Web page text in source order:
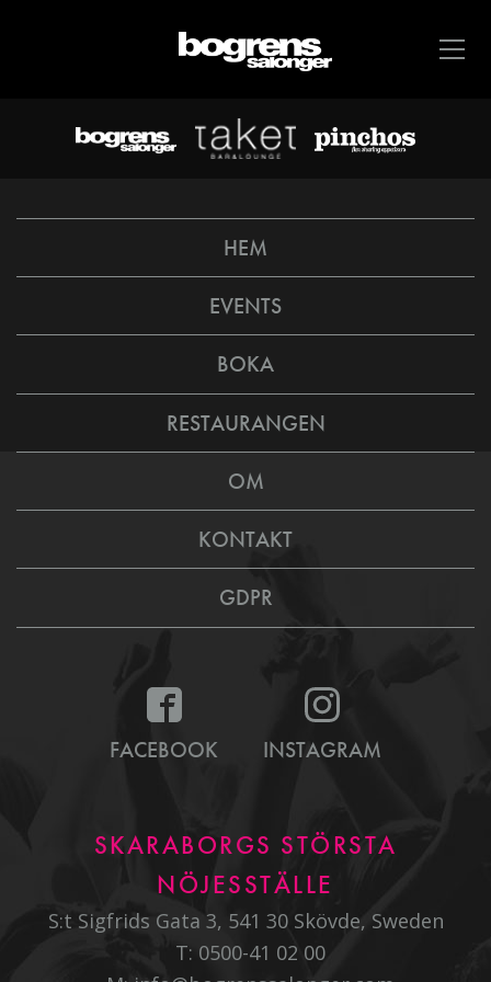
HEM
EVENTS
BOKA
RESTAURANGEN
OM
KONTAKT
GDPR
FACEBOOK INSTAGRAM
SKARABORGS STÖRSTA
NÖJESSTÄLLE
S:t Sigfrids Gata 3, 541 30 Skövde, Sweden
T: 0500-41 02 00